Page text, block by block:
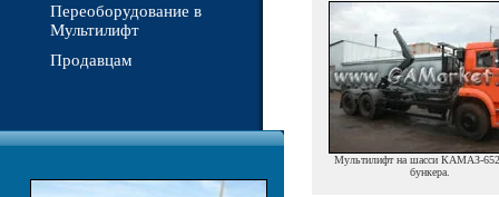
Переоборудование в
Мультилифт
Продавцам
Мультилифт на шасси КАМАЗ-
бункера.